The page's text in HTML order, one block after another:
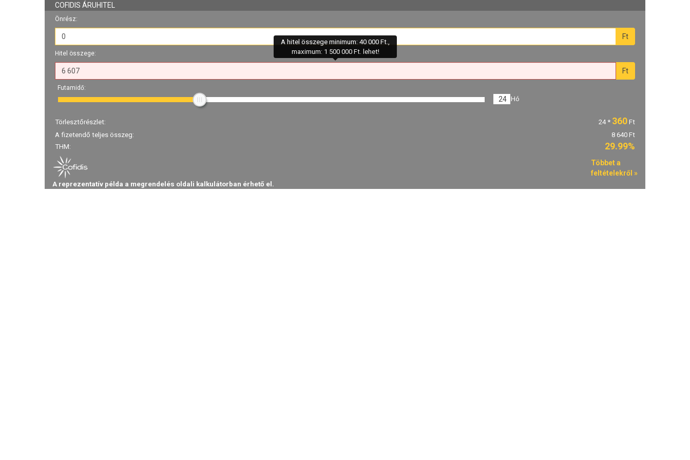
COFIDIS ÁRUHITEL
Önrész:
Ft
Hitel összege:
A hitel összege minimum: 40 000 Ft.,
maximum: 1 500 000 Ft. lehet!
Ft
Futamidő:
24 Hó
Törlesztőrészlet: 24* 360Ft
A fizetendő teljes összeg:
8 640 Ft
THM:
29.99%
Többet a
feltételekről »
A reprezentatív példa a megrendelés oldali kalkulátorban érhető el.